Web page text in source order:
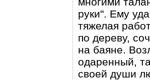
руки". Ему
тяжелая
по дереву,
на баяне.
одаренный,
своей души